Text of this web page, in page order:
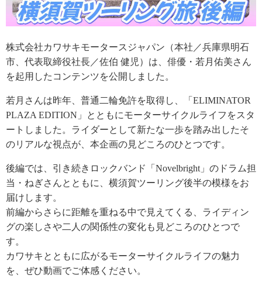
株式会社カワサキモータースジャパン（本社／兵庫県明石
市、代表取締役社長／佐伯 健児）は、俳優・若月佑美さん
を起用したコンテンツを公開しました。
若月さんは昨年、普通二輪免許を取得し、「ELIMINATOR
PLAZA EDITION」とともにモーターサイクルライフをスタ
ートしました。ライダーとして新たな一歩を踏み出したそ
のリアルな視点が、本企画の見どころのひとつです。
後編では、引き続きロックバンド「Novelbright」のドラム担
当・ねぎさんとともに、横須賀ツーリング後半の模様をお
届けします。
前編からさらに距離を重ねる中で見えてくる、ライディン
グの楽しさや二人の関係性の変化も見どころのひとつで
す。
カワサキとともに広がるモーターサイクルライフの魅力
を、ぜひ動画でご体感ください。